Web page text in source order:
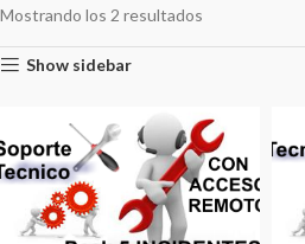
Mostrando los 2 resultados
Show sidebar